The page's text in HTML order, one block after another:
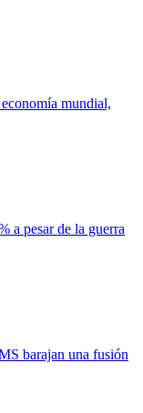
mundial,
a pesar de la guerra
barajan una fusión